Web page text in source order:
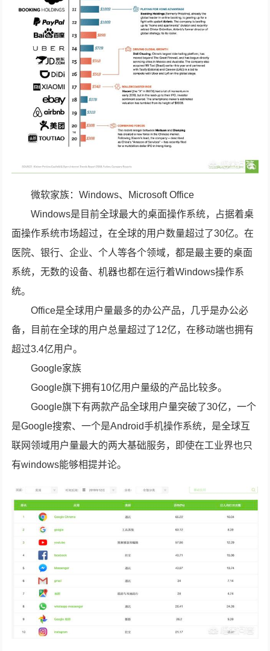
微软家族：Windows、Microsoft Office
Windows是目前全球最大的桌面操作系统，占据着桌
面操作系统市场超过，在全球的用户数量超过了30亿。在
医院、银行、企业、个人等各个领域，都是最主要的桌面
系统，无数的设备、机器也都在运行着Windows操作系
统。
Office是全球用户量最多的办公产品，几乎是办公必
备，目前在全球的用户总量超过了12亿，在移动端也拥有
超过3.4亿用户。
Google家族
Google旗下拥有10亿用户量级的产品比较多。
Google旗下有两款产品全球用户量突破了30亿，一个
是Google搜索、一个是Android手机操作系统，是全球互
联网领域用户量最大的两大基础服务，即使在工业界也只
有windows能够相提并论。